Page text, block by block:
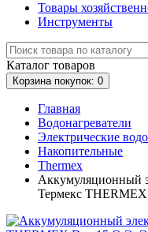
Товары
Инструменты
Каталог товаров
Корзинапокупок: 0
Главная
Водонагреватели
Электрические
Накопительные
Thermex
Аккумуляционный
Термекс